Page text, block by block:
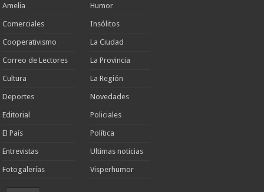
Amelia
Comerciales
Cooperativismo
Correo de Lectores
Cultura
Deportes
Editorial
El País
Entrevistas
Fotogalerías
Humor
Insólitos
La Ciudad
La Provincia
La Región
Novedades
Policiales
Política
Ultimas noticias
Visperhumor